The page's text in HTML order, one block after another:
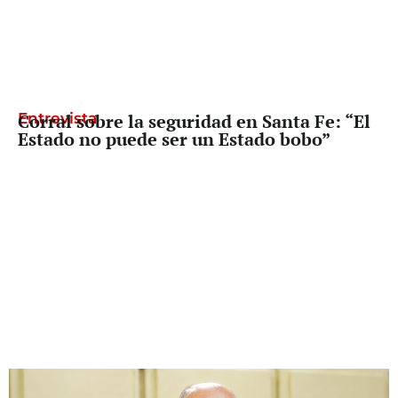
Entrevista
Corral sobre la seguridad en Santa Fe: “El
Estado no puede ser un Estado bobo”